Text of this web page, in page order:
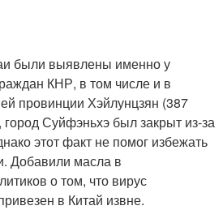
были выявлены именно у
КНР, в том числе и в
провинции Хэйлунцзян (387
Суйфэньхэ был закрыт из-за
этот факт не помог избежать
Добавили масла в
о том, что вирус
в Китай извне.